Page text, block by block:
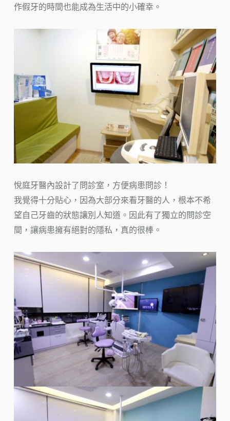
作假牙的時間也能成為生活中的小確幸。
悅庭牙醫內設計了問診室，方便病患問診！
我覺得十分貼心，因為大部分來看牙醫的人，根本不希
望自己牙齒的狀態讓別人知道。因此有了獨立的問診空
間，讓病患擁有絕對的隱私，真的很棒。